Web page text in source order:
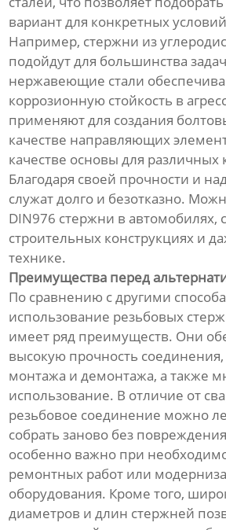
вариант для конкретных
Например, стержни из
подойдут для большинства
нержавеющие стали
коррозионную стойкость в
применяют для создания
качестве направляющих
качестве основы для различных
Благодаря своей прочности и
служат долго и безотказно.
DIN976 стержни в автомобилях,
строительных конструкциях и
технике.
Преимущества перед
По сравнению с другими
использование резьбовых
имеет ряд преимуществ. Они
высокую прочность соединения,
монтажа и демонтажа, а также
использование. В отличие от
резьбовое соединение можно
собрать заново без
особенно важно при
ремонтных работ или
оборудования. Кроме того,
диаметров и длин стержней